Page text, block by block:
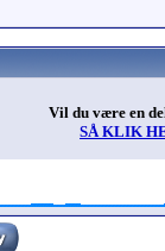
Vil du være en
SÅ KLIK